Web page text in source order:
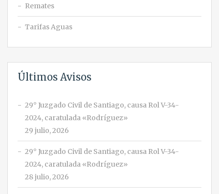
Remates
Tarifas Aguas
Últimos Avisos
29° Juzgado Civil de Santiago, causa Rol V-34-
2024, caratulada «Rodríguez»
29 julio, 2026
29° Juzgado Civil de Santiago, causa Rol V-34-
2024, caratulada «Rodríguez»
28 julio, 2026